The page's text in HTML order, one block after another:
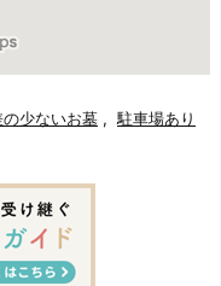
の少ないお墓 , 駐車場あり